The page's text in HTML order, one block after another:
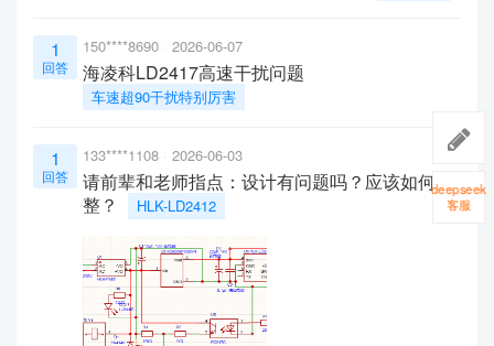
1
回答
150****8690 2026-06-07
海凌科LD2417高速干扰问题
车速超90干扰特别厉害
1
回答
133****1108 2026-06-03
请前辈和老师指点：设计有问题吗？应该如何调
整？
HLK-LD2412
deepseek
客服